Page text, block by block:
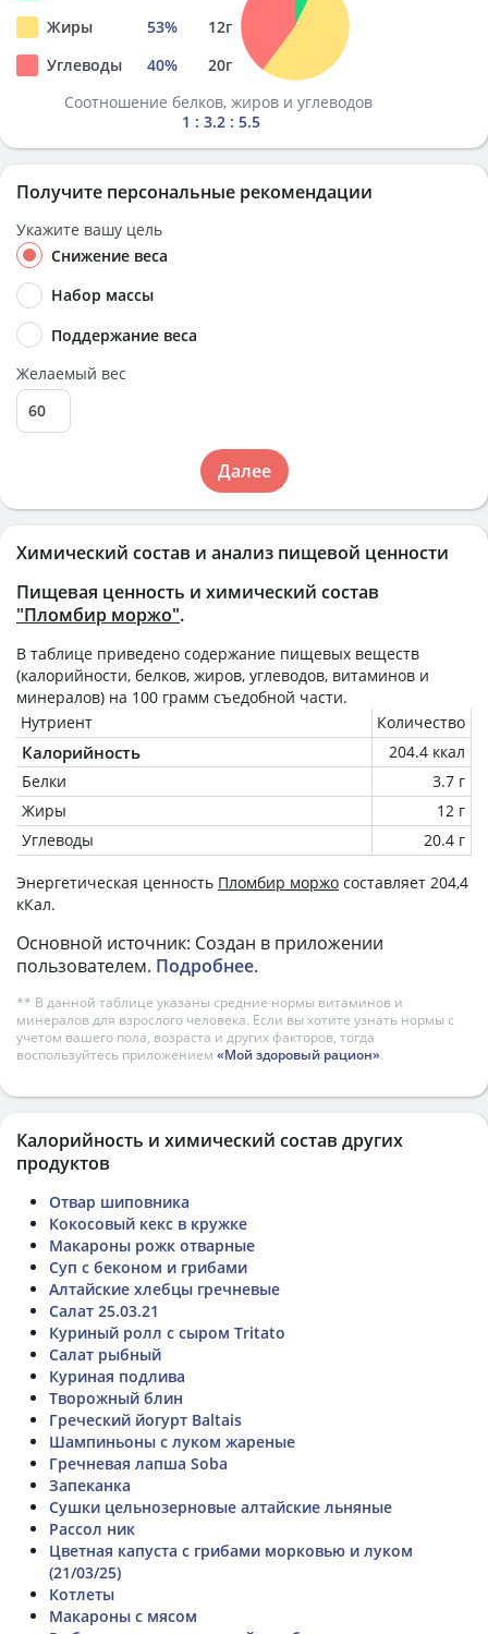
Химический состав и анализ пищевой ценности
Пищевая ценность и химический состав
"Пломбир моржо".
В таблице приведено содержание пищевых веществ
(калорийности, белков, жиров, углеводов, витаминов и
минералов) на 100 грамм съедобной части.
Нутриент
Количество
Калорийность
204.4 ккал
Белки
3.7 г
Жиры
12 г
Углеводы
20.4 г
Энергетическая ценность Пломбир моржо составляет 204,4
кКал.
Основной источник: Создан в приложении
пользователем. Подробнее.
** В данной таблице указаны средние нормы витаминов и
минералов для взрослого человека. Если вы хотите узнать нормы с
учетом вашего пола, возраста и других факторов, тогда
воспользуйтесь приложением «Мой здоровый рацион».
Жиры
53% 12г
Углеводы
40% 20г
Соотношение белков, жиров и углеводов
1 : 3.2 : 5.5
Получите персональные рекомендации
Укажите вашу цель
Снижение веса
Набор массы
Поддержание веса
Желаемый вес
Далее
Калорийность и химический состав других
продуктов
Отвар шиповника
Кокосовый кекс в кружке
Макароны рожк отварные
Суп с беконом и грибами
Алтайские хлебцы гречневые
Салат 25.03.21
Куриный ролл с сыром Tritato
Салат рыбный
Куриная подлива
Творожный блин
Греческий йогурт Baltais
Шампиньоны с луком жареные
Гречневая лапша Soba
Запеканка
Сушки цельнозерновые алтайские льняные
Рассол ник
Цветная капуста с грибами морковью и луком
(21/03/25)
Котлеты
Макароны с мясом